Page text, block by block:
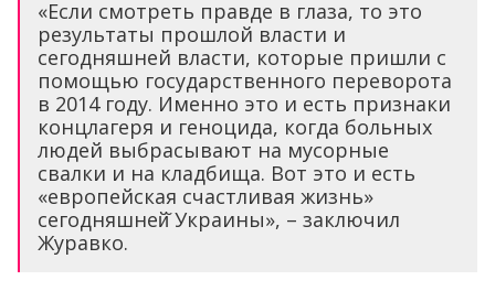
«Если смотреть правде в глаза, то это
результаты прошлой власти и
сегодняшней власти, которые пришли с
помощью государственного переворота
в 2014 году. Именно это и есть признаки
концлагеря и геноцида, когда больных
людей выбрасывают на мусорные
свалки и на кладбища. Вот это и есть
«европейская счастливая жизнь»
сегодняшней̆ Украины», – заключил
Журавко.